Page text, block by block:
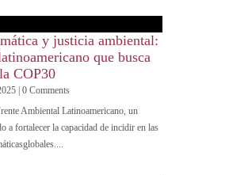
y justicia ambiental:
que busca
COP30
| 0 Comments
Ambiental Latinoamericano, un
a fortalecer la capacidad de incidir en las